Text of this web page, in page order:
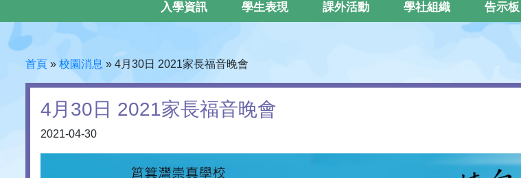
入學資訊 學生表現 課外活動 學社組織 告示板
首頁 » 校園消息 » 4月30日 2021家長福音晚會
4月30日 2021家長福音晚會
2021-04-30